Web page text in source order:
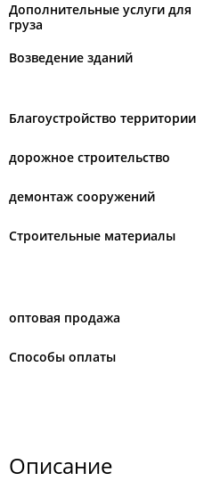
Дополнительные услуги для
груза
Возведение зданий
Благоустройство территории
дорожное строительство
демонтаж сооружений
Строительные материалы
оптовая продажа
Способы оплаты
Описание